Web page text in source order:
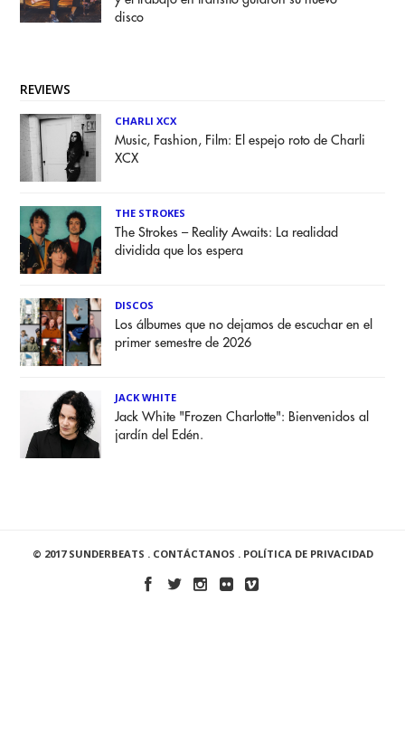
disco
REVIEWS
CHARLI XCX
Music, Fashion, Film: El espejo roto de Charli
XCX
THE STROKES
The Strokes – Reality Awaits: La realidad
dividida que los espera
DISCOS
Los álbumes que no dejamos de escuchar en el
primer semestre de 2026
JACK WHITE
Jack White "Frozen Charlotte": Bienvenidos al
jardín del Edén.
© 2017 SUNDERBEATS . CONTÁCTANOS . POLÍTICA DE PRIVACIDAD